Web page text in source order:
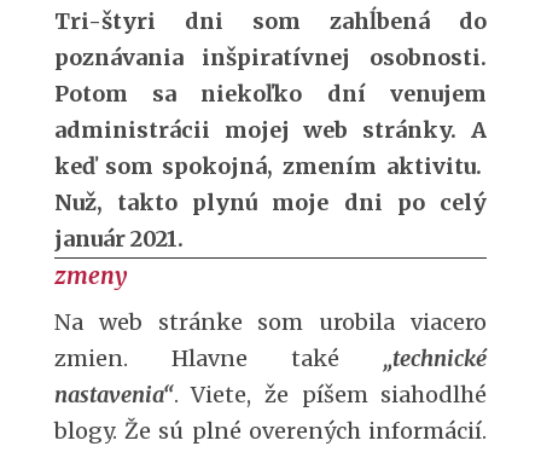
Tri-štyri dni som zahĺbená do
poznávania inšpiratívnej osobnosti.
Potom sa niekoľko dní venujem
administrácii mojej web stránky. A
keď som spokojná, zmením aktivitu.
Nuž, takto plynú moje dni po celý
január 2021.
zmeny
Na web stránke som urobila viacero
zmien. Hlavne také „technické
nastavenia“. Viete, že píšem siahodlhé
blogy. Že sú plné overených informácií.